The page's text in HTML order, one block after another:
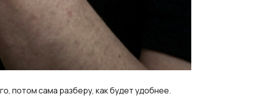
потом сама разберу, как будет удобнее.